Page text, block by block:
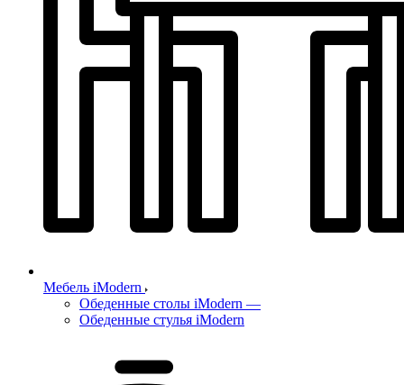
Мебель iModern
Обеденные столы iModern —
Обеденные стулья iModern